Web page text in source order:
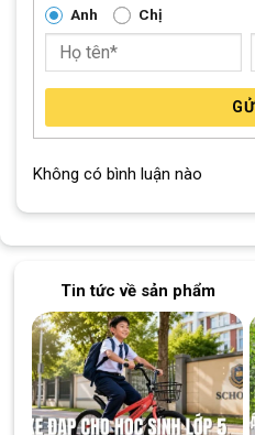
Hình Ảnh Chi Tiết Xe Đạp
Contend SL 1 Disc 2022 – QT
(đang cập nhật)
Thông Số Kỹ Thuật Xe
Road GIANT Contend SL
KHUNG XE
khung/Frame
Màu sắc/Colors
Phuộc/Fork
Advanced-
Giảm xóc/Shock
Anh Chị
GỬI
Không có bình luận nào
Tin tức về sản phẩm